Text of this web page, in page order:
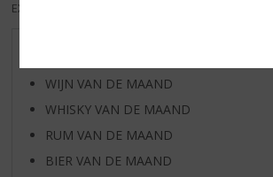
EXCL. BTW
WIJN VAN DE MAAND
WHISKY VAN DE MAAND
RUM VAN DE MAAND
BIER VAN DE MAAND